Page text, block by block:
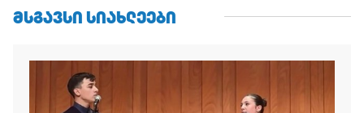
ᲛᲡᲒᲐᲕᲡᲘ ᲡᲘᲐᲮᲚᲔᲔᲑᲘ